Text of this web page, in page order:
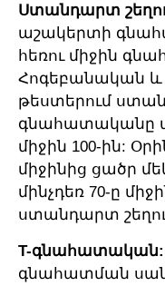
Ստանդարտ
աշակերտի
հեռու միջին
Հոգեբանական
թեստերում
գնահատականը
միջին 100-ին:
միջինից ցածր
մինչդեռ 70-ը
ստանդարտ
T-գնահատական:
գնահատման